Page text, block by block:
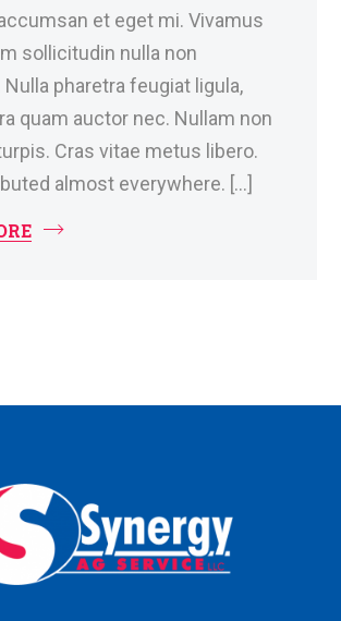
et eget mi. Vivamus
sollicitudin nulla non
pharetra feugiat ligula,
quam auctor nec. Nullam non
Cras vitae metus libero.
almost everywhere. […]